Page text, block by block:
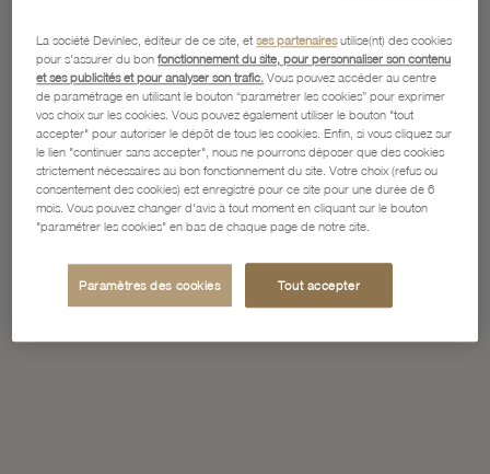
La société Devinlec, éditeur de ce site, etses partenairesutilise(nt) des cookies
pour s'assurer du bonfonctionnement du site, pour personnaliser son contenu
et ses publicités et pour analyser son trafic. Vous pouvez accéder au centre
de paramétrage en utilisant le bouton “paramétrer les cookies” pour exprimer
vos choix sur les cookies. Vous pouvez également utiliser le bouton "tout
accepter" pour autoriser le dépôt de tous les cookies. Enfin, si vous cliquez sur
le lien "continuer sans accepter", nous ne pourrons déposer que des cookies
strictement nécessaires au bon fonctionnement du site. Votre choix (refus ou
consentement des cookies) est enregistré pour ce site pour une durée de 6
mois. Vous pouvez changer d'avis à tout moment en cliquant sur le bouton
"paramétrer les cookies" en bas de chaque page de notre site.
Paramètres des cookies Tout accepter